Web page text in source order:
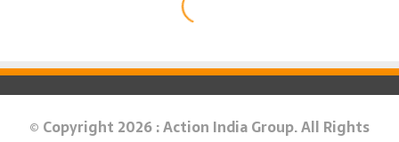
© Copyright 2026 : Action India Group. All Rights